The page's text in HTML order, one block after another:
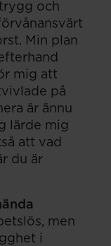
och
Min plan
mig att
på
är ännu
lärde mig
att vad
du är
men
i